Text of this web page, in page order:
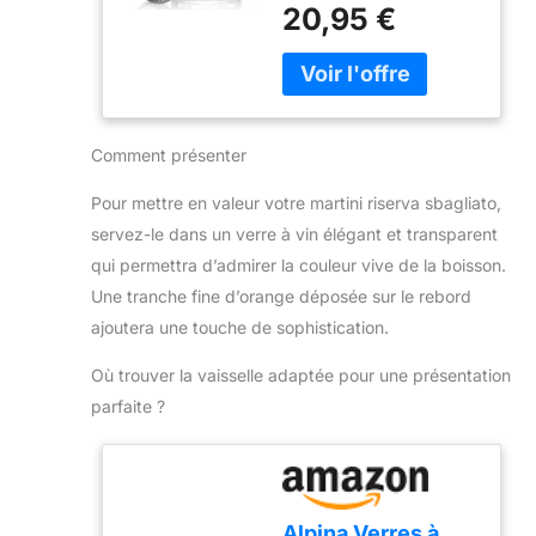
VERSEMENT FACILE:
Le bec verseur
compact assure un
versement précis et
efficace après
utilisation.
préparation de
cocktails Negroni,
Old Fashioned et
vintage à votre bar à
domicile avec le verre à
mélanger FLOW
Barware et sa passoire
Hawthorne en acier
Prohibition, ce set est
idéal pour remuer des
comme les Negronis,
Old Fashioned et bien
d’autres. DESIGN
YARAI TAILLÉ – Doté
et un look raffiné, ce
pichet à cocktail
possède également
20,95 €
Comment présenter
Pour mettre en valeur votre martini riserva sbagliato,
servez-le dans un verre à vin élégant et transparent
qui permettra d’admirer la couleur vive de la boisson.
Une tranche fine d’orange déposée sur le rebord
ajoutera une touche de sophistication.
Où trouver la vaisselle adaptée pour une présentation
parfaite ?